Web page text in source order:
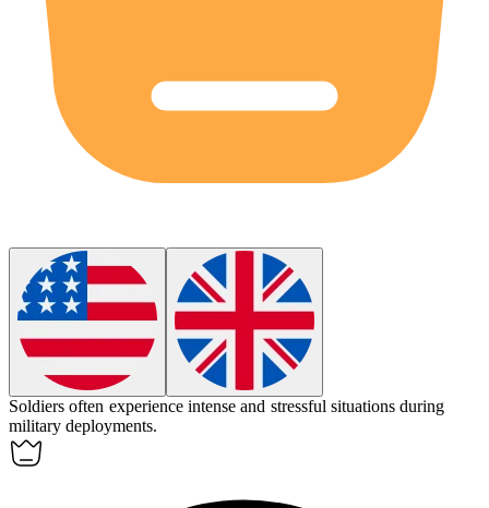
Soldiers often experience intense and stressful situations during
military deployments.